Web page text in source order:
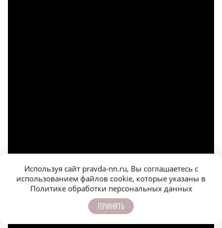
Используя сайт pravda-nn.ru, Вы соглашаетесь с
использованием файлов cookie, которые указаны в
Политике обработки персональных данных
ПРИНЯТЬ